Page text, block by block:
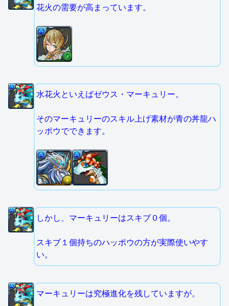
花火の需要が高まっています。
水花火といえばゼウス・マーキュリー。
そのマーキュリーのスキル上げ素材が青の丼龍ハ
ッポウでできます。
しかし、マーキュリーはスキブ０個。
スキブ１個持ちのハッポウの方が実際使いやす
い。
マーキュリーは究極進化を残していますが。